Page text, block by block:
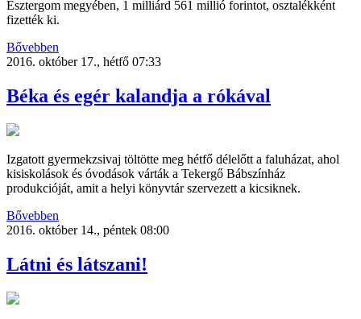
Esztergom megyében, 1 milliárd 561 millió forintot, osztalékként
fizették ki.
Bővebben
2016. október 17., hétfő 07:33
Béka és egér kalandja a rókával
Izgatott gyermekzsivaj töltötte meg hétfő délelőtt a faluházat, ahol
kisiskolások és óvodások várták a Tekergő Bábszínház
produkcióját, amit a helyi könyvtár szervezett a kicsiknek.
Bővebben
2016. október 14., péntek 08:00
Látni és látszani!